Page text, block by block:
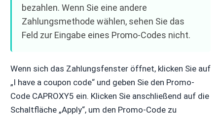
bezahlen. Wenn Sie eine andere
Zahlungsmethode wählen, sehen Sie das
Feld zur Eingabe eines Promo-Codes nicht.
Wenn sich das Zahlungsfenster öffnet, klicken Sie auf
„I have a coupon code“ und geben Sie den Promo-
Code CAPROXY5 ein. Klicken Sie anschließend auf die
Schaltfläche „Apply“, um den Promo-Code zu